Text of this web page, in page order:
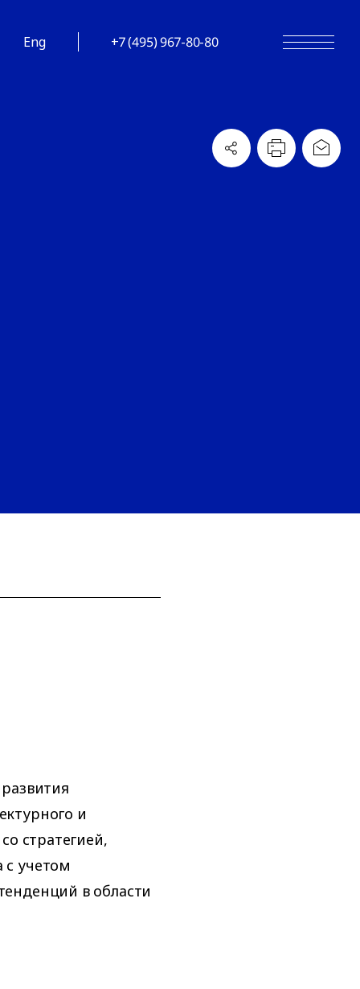
Eng +7 (495) 967-80-80
и
стратегией,
учетом
в области